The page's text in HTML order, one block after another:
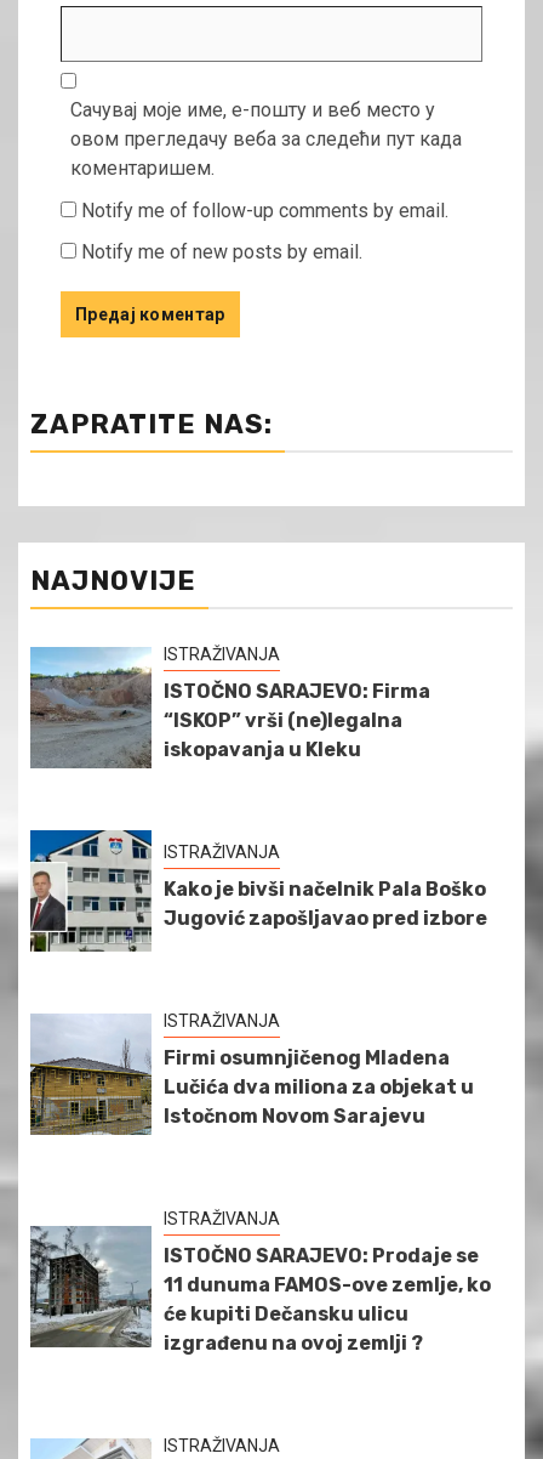
Сачувај моје име, е-пошту и веб место у
овом прегледачу веба за следећи пут када
коментаришем.
Notify me of follow-up comments by email.
Notify me of new posts by email.
ZAPRATITE NAS:
NAJNOVIJE
ISTRAŽIVANJA
ISTOČNO SARAJEVO: Firma
“ISKOP” vrši (ne)legalna
iskopavanja u Kleku
ISTRAŽIVANJA
Kako je bivši načelnik Pala Boško
Jugović zapošljavao pred izbore
ISTRAŽIVANJA
Firmi osumnjičenog Mladena
Lučića dva miliona za objekat u
Istočnom Novom Sarajevu
ISTRAŽIVANJA
ISTOČNO SARAJEVO: Prodaje se
11 dunuma FAMOS-ove zemlje, ko
će kupiti Dečansku ulicu
izgrađenu na ovoj zemlji ?
ISTRAŽIVANJA